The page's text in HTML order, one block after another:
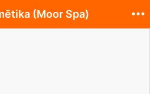
(Moor Spa)